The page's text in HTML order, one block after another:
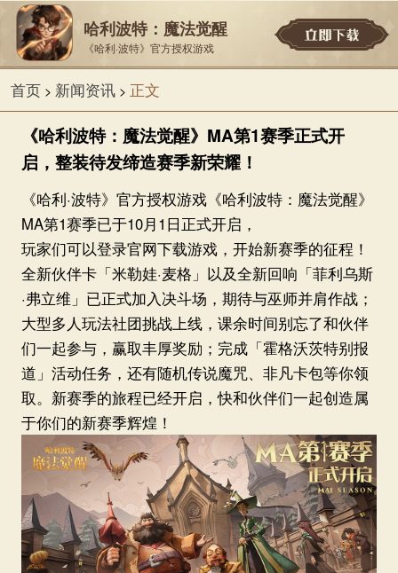
哈利波特：魔法觉醒
《哈利·波特》官方授权游戏
首页 > 新闻资讯 > 正文
《哈利波特：魔法觉醒》MA第1赛季正式开
启，整装待发缔造赛季新荣耀！
《哈利·波特》官方授权游戏《哈利波特：魔法觉醒》
MA第1赛季已于10月1日正式开启，
玩家们可以登录官网下载游戏，开始新赛季的征程！
全新伙伴卡「米勒娃·麦格」以及全新回响「菲利乌斯
·弗立维」已正式加入决斗场，期待与巫师并肩作战；
大型多人玩法社团挑战上线，课余时间别忘了和伙伴
们一起参与，赢取丰厚奖励；完成「霍格沃茨特别报
道」活动任务，还有随机传说魔咒、非凡卡包等你领
取。新赛季的旅程已经开启，快和伙伴们一起创造属
于你们的新赛季辉煌！